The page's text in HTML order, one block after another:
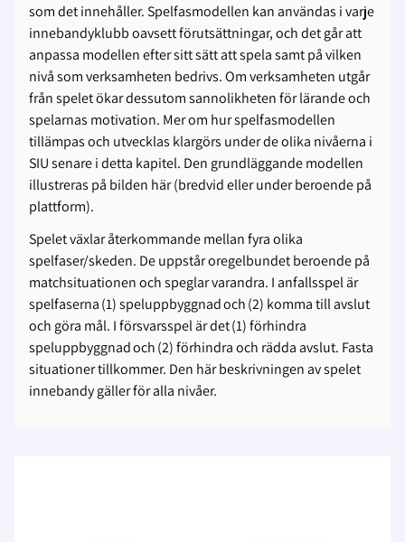
som det innehåller. Spelfasmodellen kan användas i varje
innebandyklubb oavsett förutsättningar, och det går att
anpassa modellen efter sitt sätt att spela samt på vilken
nivå som verksamheten bedrivs. Om verksamheten utgår
från spelet ökar dessutom sannolikheten för lärande och
spelarnas motivation. Mer om hur spelfasmodellen
tillämpas och utvecklas klargörs under de olika nivåerna i
SIU senare i detta kapitel. Den grundläggande modellen
illustreras på bilden här (bredvid eller under beroende på
plattform).
Spelet växlar återkommande mellan fyra olika
spelfaser/skeden. De uppstår oregelbundet beroende på
matchsituationen och speglar varandra. I anfallsspel är
spelfaserna (1)speluppbyggnadoch (2) komma till avslut
och göra mål. I försvarsspel är det (1)förhindra
speluppbyggnadoch (2)förhindra och rädda avslut. Fasta
situationer tillkommer. Den här beskrivningen av spelet
innebandy gäller för alla nivåer.